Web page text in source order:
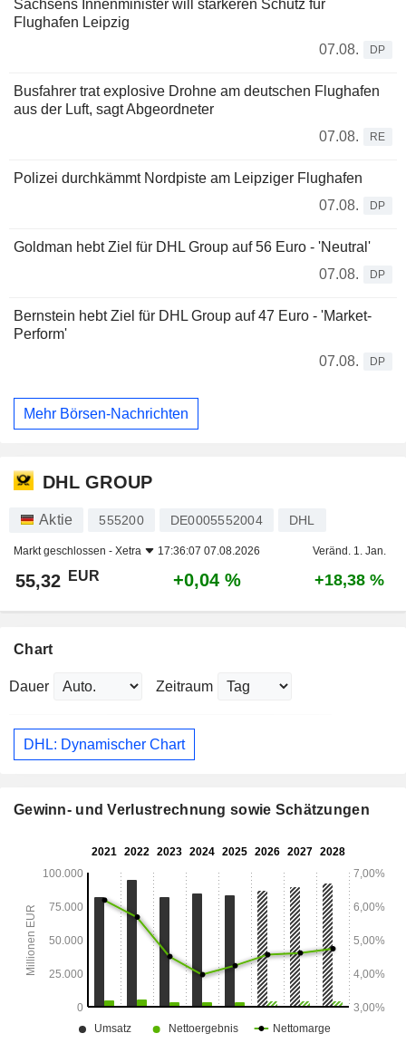
Sachsens Innenminister will stärkeren Schutz für
Flughafen Leipzig
07.08.
DP
Busfahrer trat explosive Drohne am deutschen Flughafen
aus der Luft, sagt Abgeordneter
07.08.
RE
Polizei durchkämmt Nordpiste am Leipziger Flughafen
07.08.
DP
Goldman hebt Ziel für DHL Group auf 56 Euro - 'Neutral'
07.08.
DP
Bernstein hebt Ziel für DHL Group auf 47 Euro - 'Market-
Perform'
07.08.
DP
Mehr Börsen-Nachrichten
DHL GROUP
Aktie 555200 DE0005552004 DHL
Markt geschlossen - Xetra 17:36:07 07.08.2026 Veränd. 1. Jan.
55,32 EUR +0,04 % +18,38 %
Chart
Dauer Zeitraum
DHL: Dynamischer Chart
Gewinn- und Verlustrechnung sowie Schätzungen